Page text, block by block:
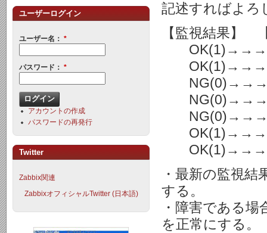
記述すればよろ
【監視結果】
NG(0)→→→→→
OK(1)→→→→→
・最新の監視
する。
・障害である
を正常にする。
ユーザーログイン
ユーザー名： *
パスワード： *
アカウントの作成
パスワードの再発行
Twitter
Zabbix関連
ZabbixオフィシャルTwitter (日本語)